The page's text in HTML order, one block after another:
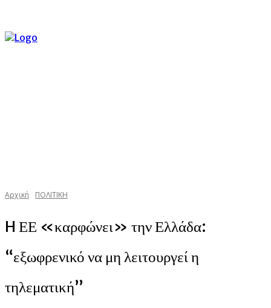
Αρχική ΠΟΛΙΤΙΚΗ
H ΕΕ «καρφώνει» την Ελλάδα:
“εξωφρενικό να μη λειτουργεί η
τηλεματική”